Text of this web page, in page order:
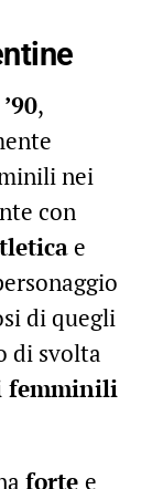
,
nei
con
e
di quegli
di svolta
femminili
forte e